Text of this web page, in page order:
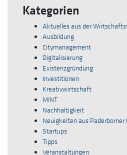
Kategorien
Aktuelles aus der
Ausbildung
Citymanagement
Digitalisierung
Existenzgründung
Investitionen
Kreativwirtschaft
MINT
Nachhaltigkeit
Neuigkeiten aus
Startups
Tipps
Veranstaltungen